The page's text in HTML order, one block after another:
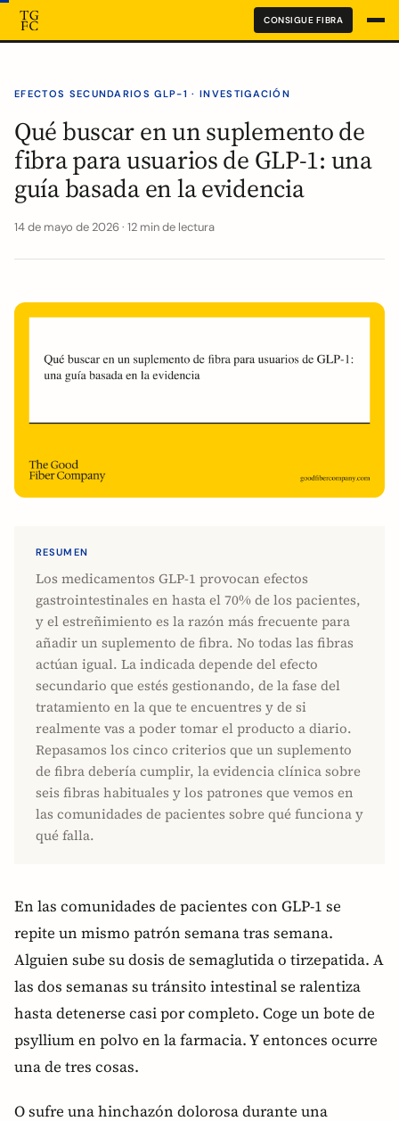
CONSIGUE FIBRA
EFECTOS SECUNDARIOS GLP-1 · INVESTIGACIÓN
Qué buscar en un suplemento de
fibra para usuarios de GLP-1: una
guía basada en la evidencia
14 de mayo de 2026 · 12 min de lectura
RESUMEN
Los medicamentos GLP-1 provocan efectos
gastrointestinales en hasta el 70% de los pacientes,
y el estreñimiento es la razón más frecuente para
añadir un suplemento de fibra. No todas las fibras
actúan igual. La indicada depende del efecto
secundario que estés gestionando, de la fase del
tratamiento en la que te encuentres y de si
realmente vas a poder tomar el producto a diario.
Repasamos los cinco criterios que un suplemento
de fibra debería cumplir, la evidencia clínica sobre
seis fibras habituales y los patrones que vemos en
las comunidades de pacientes sobre qué funciona y
qué falla.
En las comunidades de pacientes con GLP-1 se
repite un mismo patrón semana tras semana.
Alguien sube su dosis de semaglutida o tirzepatida. A
las dos semanas su tránsito intestinal se ralentiza
hasta detenerse casi por completo. Coge un bote de
psyllium en polvo en la farmacia. Y entonces ocurre
una de tres cosas.
O sufre una hinchazón dolorosa durante una